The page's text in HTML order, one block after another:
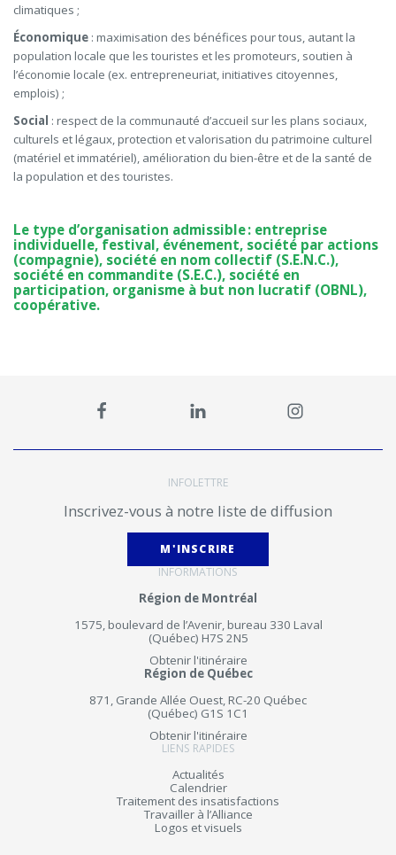
climatiques ;
Économique : maximisation des bénéfices pour tous, autant la
population locale que les touristes et les promoteurs, soutien à
l’économie locale (ex. entrepreneuriat, initiatives citoyennes,
emplois) ;
Social : respect de la communauté d’accueil sur les plans sociaux,
culturels et légaux, protection et valorisation du patrimoine culturel
(matériel et immatériel), amélioration du bien-être et de la santé de
la population et des touristes.
Le type d’organisation admissible : entreprise
individuelle, festival, événement, société par actions
(compagnie), société en nom collectif (S.E.N.C.),
société en commandite (S.E.C.), société en
participation, organisme à but non lucratif (OBNL),
coopérative.
INFOLETTRE
Inscrivez-vous à notre liste de diffusion
M'INSCRIRE
INFORMATIONS
Région de Montréal
1575, boulevard de l’Avenir, bureau 330 Laval
(Québec) H7S 2N5
Obtenir l'itinéraire
Région de Québec
871, Grande Allée Ouest, RC-20 Québec
(Québec) G1S 1C1
Obtenir l'itinéraire
LIENS RAPIDES
Actualités
Calendrier
Traitement des insatisfactions
Travailler à l’Alliance
Logos et visuels